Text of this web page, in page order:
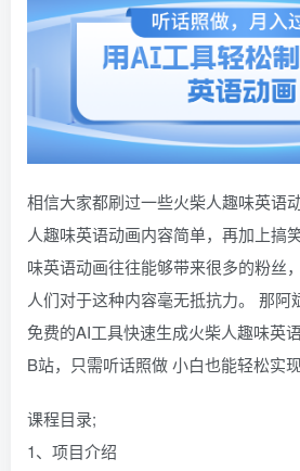
相信大家都刷过一些火柴人趣味英语
人趣味英语动画内容简单，再加上搞
味英语动画往往能够带来很多的粉丝
人们对于这种内容毫无抵抗力。 那阿
免费的AI工具快速生成火柴人趣味英
B站，只需听话照做 小白也能轻松实
课程目录;
1、项目介绍